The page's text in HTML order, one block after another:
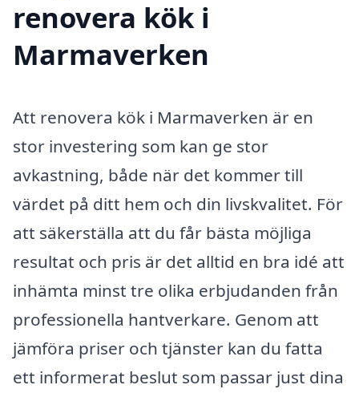
renovera kök i
Marmaverken
Att renovera kök i Marmaverken är en
stor investering som kan ge stor
avkastning, både när det kommer till
värdet på ditt hem och din livskvalitet. För
att säkerställa att du får bästa möjliga
resultat och pris är det alltid en bra idé att
inhämta minst tre olika erbjudanden från
professionella hantverkare. Genom att
jämföra priser och tjänster kan du fatta
ett informerat beslut som passar just dina